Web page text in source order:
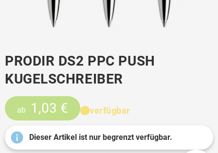
PRODIR DS2 PPC PUSH
KUGELSCHREIBER
ab 1,03 € verfügbar
Dieser Artikel ist nur begrenzt verfügbar.